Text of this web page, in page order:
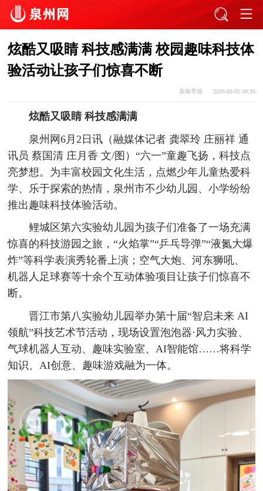
炫酷又吸睛 科技感满满 校园趣味科技体
验活动让孩子们惊喜不断
东南早报 2026-06-02 08:26
炫酷又吸睛 科技感满满
泉州网6月2日讯（融媒体记者 龚翠玲 庄丽祥 通
讯员 蔡国清 庄月香 文/图）“六一”童趣飞扬，科技点
亮梦想。为丰富校园文化生活，点燃少年儿童热爱科
学、乐于探索的热情，泉州市不少幼儿园、小学纷纷
推出趣味科技体验活动。
鲤城区第六实验幼儿园为孩子们准备了一场充满
惊喜的科技游园之旅，“火焰掌”“乒乓导弹”“液氮大爆
炸”等科学表演秀轮番上演；空气大炮、河东狮吼、
机器人足球赛等十余个互动体验项目让孩子们惊喜不
断。
晋江市第八实验幼儿园举办第十届“智启未来 AI
领航”科技艺术节活动，现场设置泡泡器·风力实验、
气球机器人互动、趣味实验室、AI智能馆……将科学
知识、AI创意、趣味游戏融为一体。